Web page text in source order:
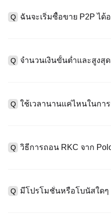
การซื้อขายแบบสปอตมาตรฐาน (
Q ฉันจะเริ่มซื้อขาย P2P ได้
กับวิธีการชำระเงินและเวลาตอบ
Q จำนวนเงินขั้นต่ำและสูงสุ
มัดจำขั้นต่ำ 100 ดอลลาร์ คุณสา
Q ใช้เวลานานแค่ไหนในกา
คุณเสร็จสิ้น คุณสามารถแลกเปลี่
Q วิธีการถอน RKC จาก
Q มีโปรโมชั่นหรือโบนัสใดๆ